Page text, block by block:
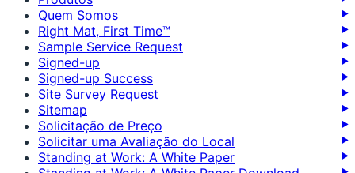
Quem Somos
Right Mat, First Time™
Sample Service Request
Signed-up
Signed-up Success
Site Survey Request
Sitemap
Solicitação de Preço
Solicitar uma Avaliação do Local
Standing at Work: A White Paper